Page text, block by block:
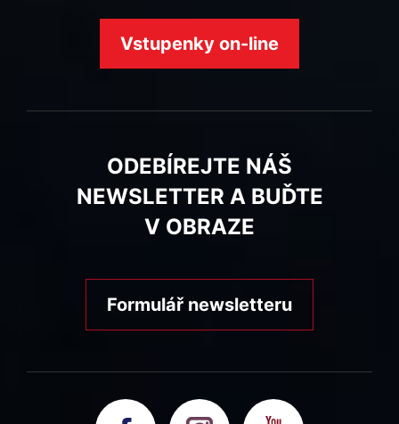
Vstupenky on-line
ODEBÍREJTE NÁŠ
NEWSLETTER A BUĎTE
V OBRAZE
Formulář newsletteru